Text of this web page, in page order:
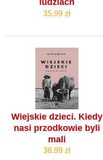
35.99 zł
Wiejskie dzieci. Kiedy
nasi przodkowie byli
mali
38.99 zł